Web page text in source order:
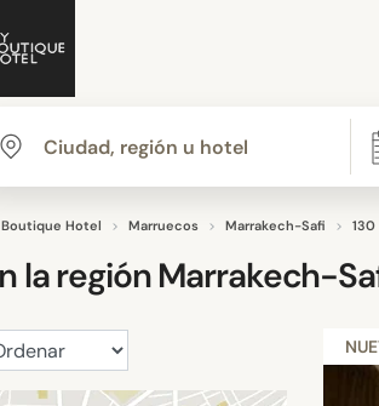
Hotel Marruecos Marrakech-Safi
la regiónMarrakech-